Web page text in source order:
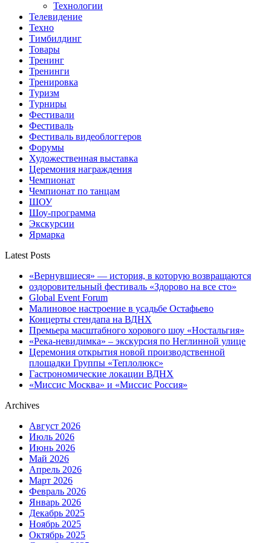
Технологии
Телевидение
Техно
Тимбилдинг
Товары
Тренинг
Тренинги
Тренировка
Туризм
Турниры
Фестивали
Фестиваль
Фестиваль видеоблоггеров
Форумы
Художественная выставка
Церемония награждения
Чемпионат
Чемпионат по танцам
ШОУ
Шоу-программа
Экскурсии
Ярмарка
Latest Posts
«Вернувшиеся» — история, в которую возвращаются
оздоровительный фестиваль «Здорово на все сто»
Global Event Forum
Малиновое настроение в усадьбе Остафьево
Концерты стендапа на ВДНХ
Премьера масштабного хорового шоу «Ностальгия»
«Река-невидимка» – экскурсия по Неглинной улице
Церемония открытия новой производственной
площадки Группы «Теплолюкс»
Гастрономические локации ВДНХ
«Миссис Москва» и «Миссис Россия»
Archives
Август 2026
Июль 2026
Июнь 2026
Май 2026
Апрель 2026
Март 2026
Февраль 2026
Январь 2026
Декабрь 2025
Ноябрь 2025
Октябрь 2025